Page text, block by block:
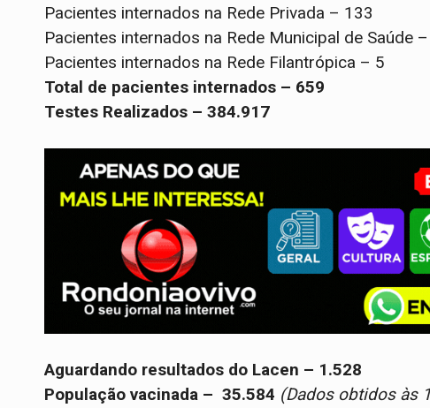
Pacientes internados na Rede Privada – 133
Pacientes internados na Rede Municipal de Saúde
Pacientes internados na Rede Filantrópica – 5
Total de pacientes internados – 659
Testes Realizados – 384.917
Aguardando resultados do Lacen – 1.528
População vacinada – 35.584 (Dados obtidos às